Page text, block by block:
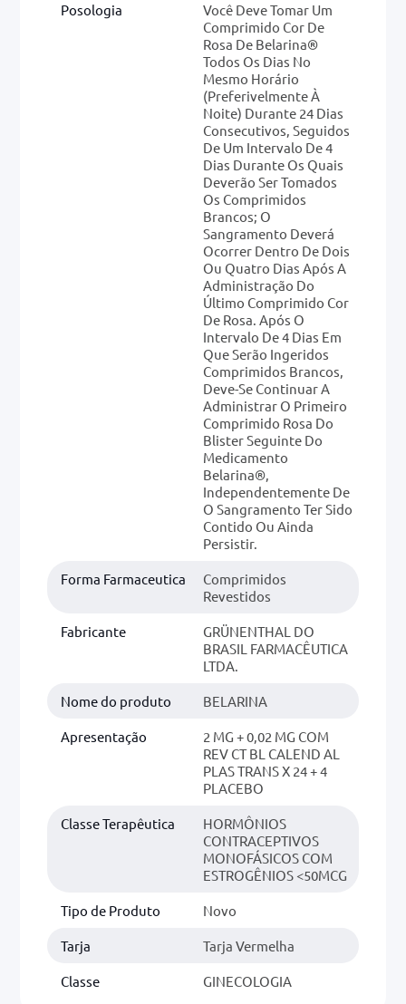
Posologia
Você Deve Tomar Um
Comprimido Cor De
Rosa De Belarina®
Todos Os Dias No
Mesmo Horário
(preferivelmente À
Noite) Durante 24 Dias
Consecutivos, Seguidos
De Um Intervalo De 4
Dias Durante Os Quais
Deverão Ser Tomados
Os Comprimidos
Brancos; O
Sangramento Deverá
Ocorrer Dentro De Dois
Ou Quatro Dias Após A
Administração Do
Último Comprimido Cor
De Rosa. Após O
Intervalo De 4 Dias Em
Que Serão Ingeridos
Comprimidos Brancos,
Deve-Se Continuar A
Administrar O Primeiro
Comprimido Rosa Do
Blister Seguinte Do
Medicamento
Belarina®,
Independentemente De
O Sangramento Ter Sido
Contido Ou Ainda
Persistir.
Forma Farmaceutica
Comprimidos
Revestidos
Fabricante
GRÜNENTHAL DO
BRASIL FARMACÊUTICA
LTDA.
Nome do produto BELARINA
Apresentação
2 MG + 0,02 MG COM
REV CT BL CALEND AL
PLAS TRANS X 24 + 4
PLACEBO
Classe Terapêutica
HORMÔNIOS
CONTRACEPTIVOS
MONOFÁSICOS COM
ESTROGÊNIOS <50MCG
Tipo de Produto Novo
Tarja Tarja Vermelha
Classe GINECOLOGIA